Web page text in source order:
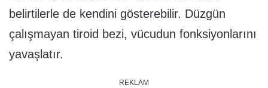
belirtilerle de kendini gösterebilir. Düzgün
çalışmayan tiroid bezi, vücudun fonksiyonlarını
yavaşlatır.
REKLAM